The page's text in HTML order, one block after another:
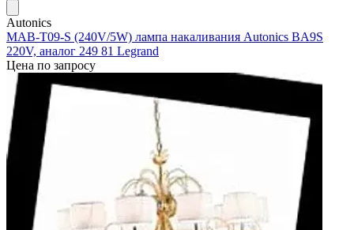
Autonics
MAB-T09-S (240V/5W) лампа накаливания Autonics BA9S
220V, аналог 249 81 Legrand
Цена по запросу